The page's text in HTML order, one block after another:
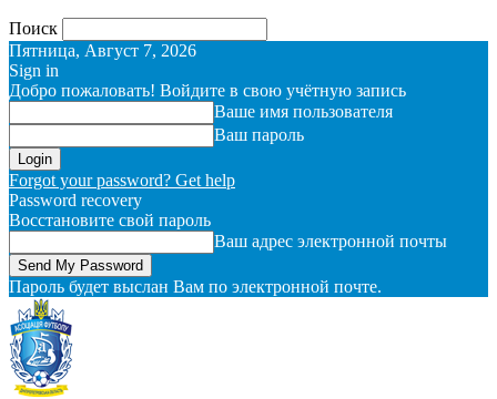
Поиск
Пятница, Август 7, 2026
Sign in
Добро пожаловать! Войдите в свою учётную запись
Ваше имя пользователя
Ваш пароль
Forgot your password? Get help
Password recovery
Восстановите свой пароль
Ваш адрес электронной почты
Пароль будет выслан Вам по электронной почте.